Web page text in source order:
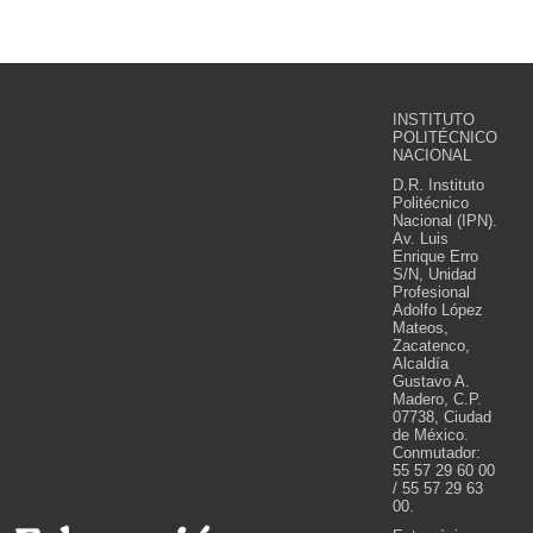
INSTITUTO
POLITÉCNICO
NACIONAL
D.R. Instituto
Politécnico
Nacional (IPN).
Av. Luis
Enrique Erro
S/N, Unidad
Profesional
Adolfo López
Mateos,
Zacatenco,
Alcaldía
Gustavo A.
Madero, C.P.
07738, Ciudad
de México.
Conmutador:
55 57 29 60 00
/ 55 57 29 63
00.